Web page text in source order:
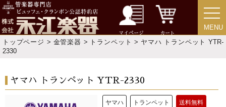
マイページ カート
MENU
MENU
トップページ > 金管楽器 > トランペット > ヤマハ トランペット YTR-
2330
ヤマハ トランペット YTR-2330
ヤマハ トランペット 送料無料